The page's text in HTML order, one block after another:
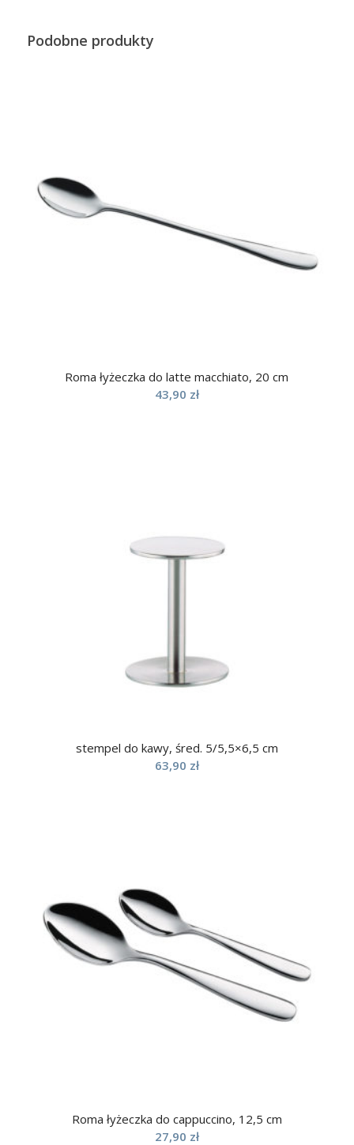
Podobne produkty
Roma łyżeczka do latte macchiato, 20 cm
43,90 zł
stempel do kawy, śred. 5/5,5×6,5 cm
63,90 zł
Roma łyżeczka do cappuccino, 12,5 cm
27,90 zł